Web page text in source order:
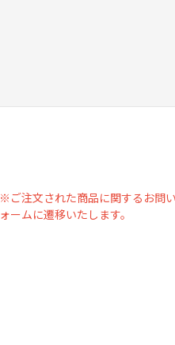
※ご注文された商品に関するお問
ォームに遷移いたします。